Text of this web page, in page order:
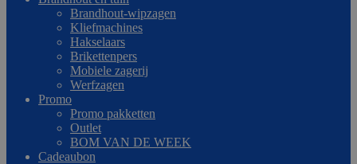
Brandhout-wipzagen
Kliefmachines
Hakselaars
Brikettenpers
Mobiele zagerij
Werfzagen
Promo
Promo pakketten
Outlet
BOM VAN DE WEEK
Cadeaubon